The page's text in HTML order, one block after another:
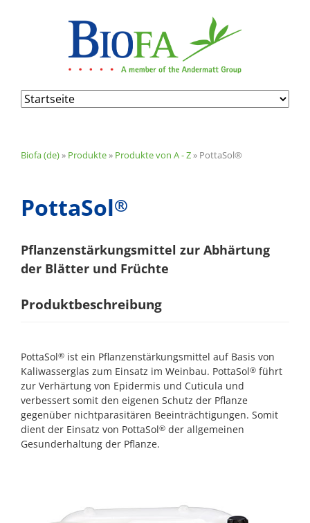
Navigation
überspringen
Biofa (de)» Produkte» Produkte von A - Z» PottaSol®
PottaSol®
Pflanzenstärkungsmittel zur Abhärtung
der Blätter und Früchte
Produktbeschreibung
PottaSol®ist ein Pflanzenstärkungsmittel auf Basis von
Kaliwasserglas zum Einsatz im Weinbau. PottaSol®führt
zur Verhärtung von Epidermis und Cuticula und
verbessert somit den eigenen Schutz der Pflanze
gegenüber nichtparasitären Beeinträchtigungen. Somit
dient der Einsatz von PottaSol®der allgemeinen
Gesunderhaltung der Pflanze.